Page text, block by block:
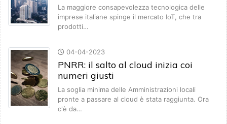
La maggiore consapevolezza tecnologica delle
imprese italiane spinge il mercato IoT, che tra
prodotti…
04-04-2023
PNRR: il salto al cloud inizia coi
numeri giusti
La soglia minima delle Amministrazioni locali
pronte a passare al cloud è stata raggiunta. Ora
c'è da…